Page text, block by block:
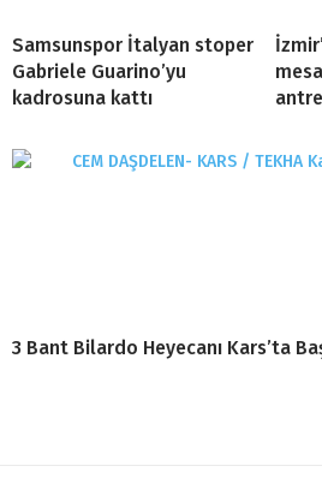
Samsunspor İtalyan stoper
Gabriele Guarino’yu
kadrosuna kattı
3 Bant Bilardo Heyecanı Kars’ta